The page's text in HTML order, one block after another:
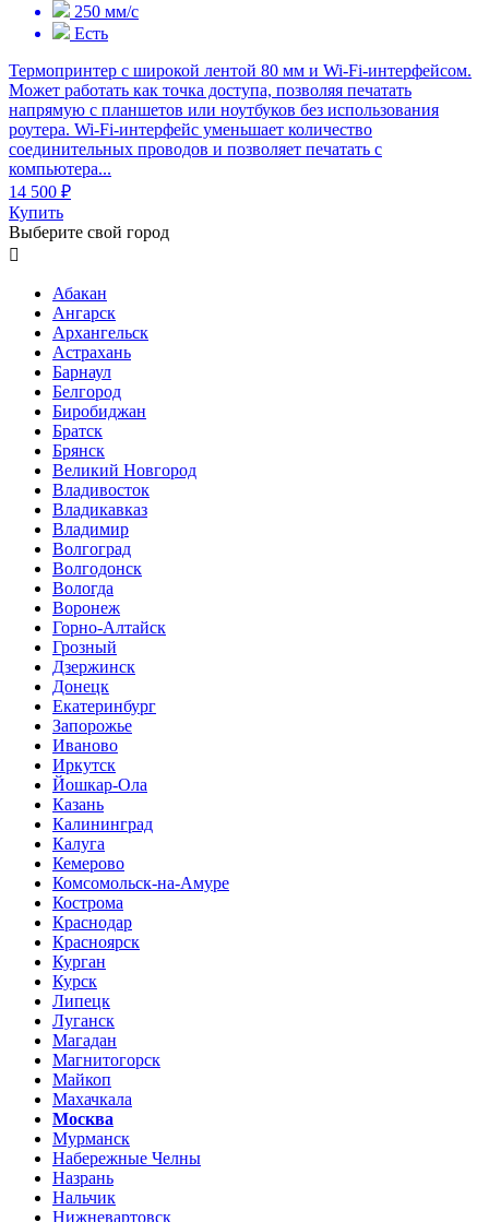
250 мм/с
Есть
Термопринтер с широкой лентой 80 мм и Wi-Fi-интерфейсом.
Может работать как точка доступа, позволяя печатать
напрямую с планшетов или ноутбуков без использования
роутера. Wi-Fi-интерфейс уменьшает количество
соединительных проводов и позволяет печатать с
компьютера...
14 500 ₽
Купить
Выберите свой город

Абакан
Ангарск
Архангельск
Астрахань
Барнаул
Белгород
Биробиджан
Братск
Брянск
Великий Новгород
Владивосток
Владикавказ
Владимир
Волгоград
Волгодонск
Вологда
Воронеж
Горно-Алтайск
Грозный
Дзержинск
Донецк
Екатеринбург
Запорожье
Иваново
Иркутск
Йошкар-Ола
Казань
Калининград
Калуга
Кемерово
Комсомольск-на-Амуре
Кострома
Краснодар
Красноярск
Курган
Курск
Липецк
Луганск
Магадан
Магнитогорск
Майкоп
Махачкала
Москва
Мурманск
Набережные Челны
Назрань
Нальчик
Нижневартовск